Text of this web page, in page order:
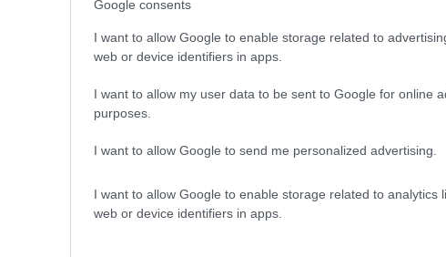
Google consents
I want to allow Google to enable storage related to
web or device identifiers in apps.
I want to allow my user data to be sent to Google for online
purposes.
I want to allow Google to send me personalized advertising.
I want to allow Google to enable storage related to analytics
web or device identifiers in apps.
Τα υποχρεωτικά πεδία σημειώνονται με